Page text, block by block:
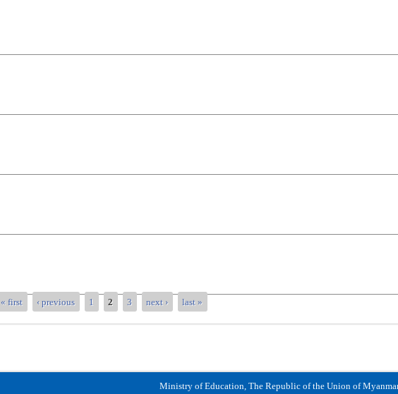
« first ‹ previous 1 2 3 next › last »
Ministry of Education, The Republic of the Union of